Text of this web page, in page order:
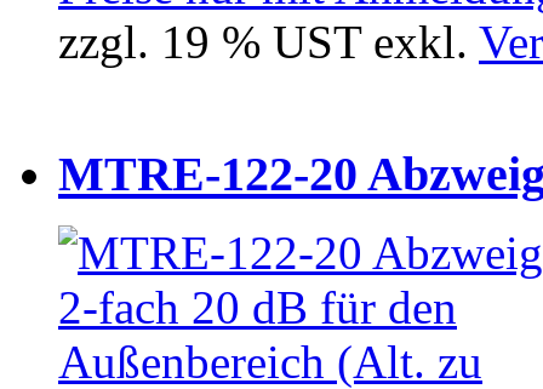
zzgl. 19 % UST exkl.
MTRE-122-20